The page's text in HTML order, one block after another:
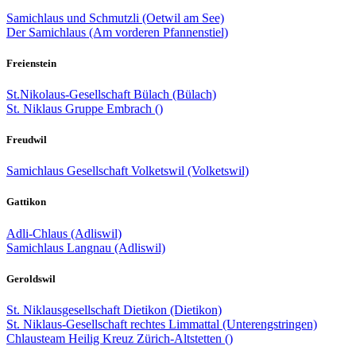
Samichlaus und Schmutzli (Oetwil am See)
Der Samichlaus (Am vorderen Pfannenstiel)
Freienstein
St.Nikolaus-Gesellschaft Bülach (Bülach)
St. Niklaus Gruppe Embrach ()
Freudwil
Samichlaus Gesellschaft Volketswil (Volketswil)
Gattikon
Adli-Chlaus (Adliswil)
Samichlaus Langnau (Adliswil)
Geroldswil
St. Niklausgesellschaft Dietikon (Dietikon)
St. Niklaus-Gesellschaft rechtes Limmattal (Unterengstringen)
Chlausteam Heilig Kreuz Zürich-Altstetten ()